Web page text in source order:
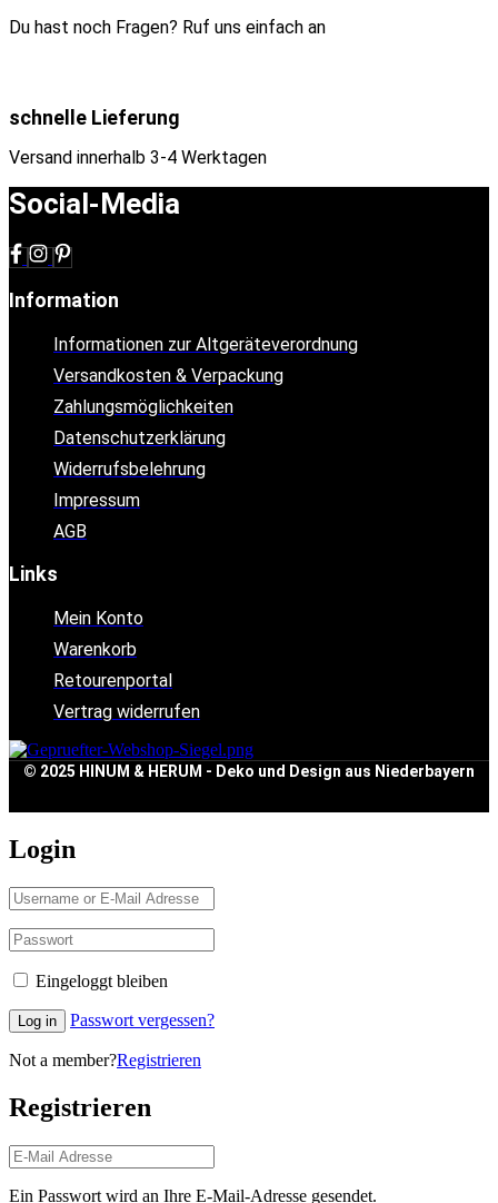
Du hast noch Fragen? Ruf uns einfach an
schnelle Lieferung
Versand innerhalb 3-4 Werktagen
Social-Media
Information
Informationen zur Altgeräteverordnung
Versandkosten & Verpackung
Zahlungsmöglichkeiten
Datenschutzerklärung
Widerrufsbelehrung
Impressum
AGB
Links
Mein Konto
Warenkorb
Retourenportal
Vertrag widerrufen
© 2025 HINUM & HERUM - Deko und Design aus Niederbayern
Login
Eingeloggt bleiben
Log in Passwort vergessen?
Not a member?Registrieren
Registrieren
Ein Passwort wird an Ihre E-Mail-Adresse gesendet.